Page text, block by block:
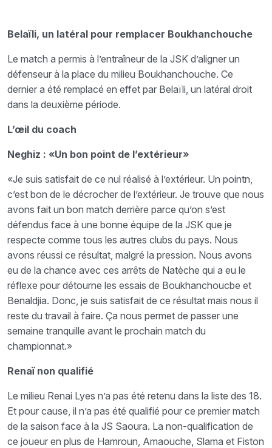
Belaïli, un latéral pour remplacer Boukhanchouche
Le match a permis à l’entraîneur de la JSK d’aligner un
défenseur à la place du milieu Boukhanchouche. Ce
dernier a été remplacé en effet par Belaïli, un latéral droit
dans la deuxième période.
L’œil du coach
Neghiz : «Un bon point de l’extérieur»
«Je suis satisfait de ce nul réalisé à l’extérieur. Un pointn,
c’est bon de le décrocher de l’extérieur. Je trouve que nous
avons fait un bon match derrière parce qu’on s’est
défendus face à une bonne équipe de la JSK que je
respecte comme tous les autres clubs du pays. Nous
avons réussi ce résultat, malgré la pression. Nous avons
eu de la chance avec ces arrêts de Natèche qui a eu le
réflexe pour détourne les essais de Boukhanchoucbe et
Benaldjia. Donc, je suis satisfait de ce résultat mais nous il
reste du travail à faire. Ça nous permet de passer une
semaine tranquille avant le prochain match du
championnat.»
Renaï non qualifié
Le milieu Renai Lyes n’a pas été retenu dans la liste des 18.
Et pour cause, il n’a pas été qualifié pour ce premier match
de la saison face à la JS Saoura. La non-qualification de
ce joueur en plus de Hamroun, Amaouche, Slama et Fiston